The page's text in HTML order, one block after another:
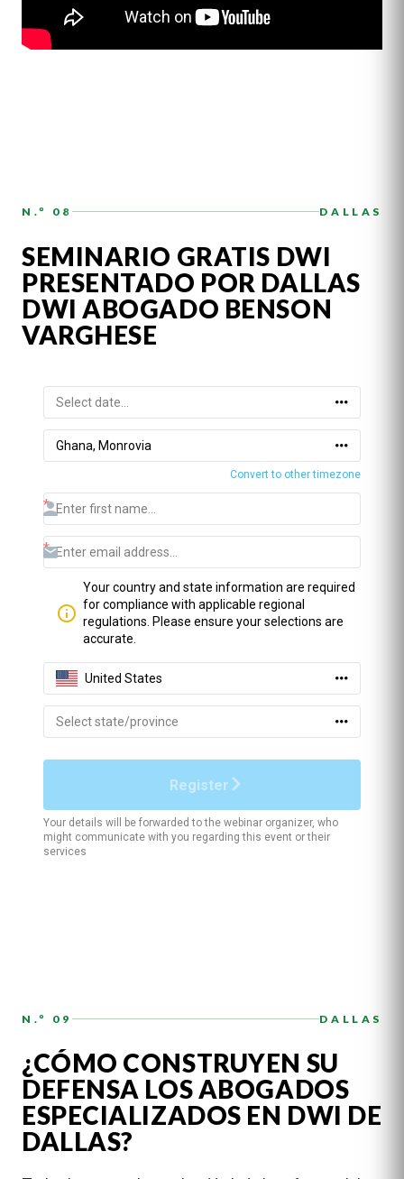
N.º 08 DALLAS
SEMINARIO GRATIS DWI
PRESENTADO POR DALLAS
DWI ABOGADO BENSON
VARGHESE
N.º 09 DALLAS
¿CÓMO CONSTRUYEN SU
DEFENSA LOS ABOGADOS
ESPECIALIZADOS EN DWI DE
DALLAS?